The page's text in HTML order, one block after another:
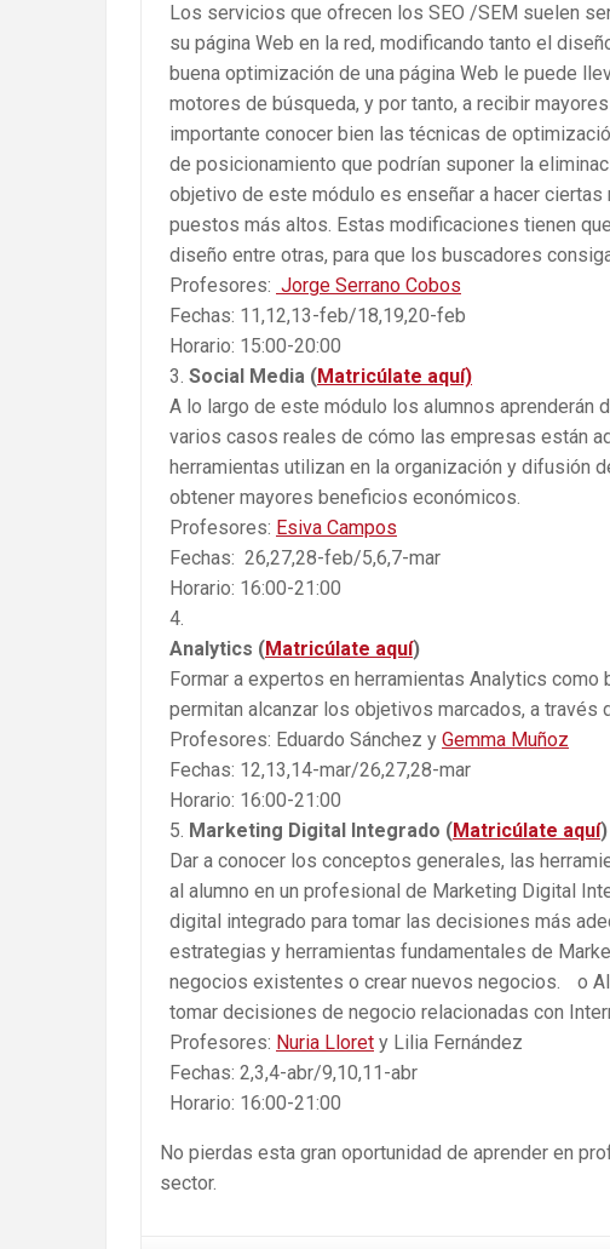
Los servicios que ofrecen los SEO /SEM suelen
su página Web en la red, modificando tanto el
buena optimización de una página Web le puede
motores de búsqueda, y por tanto, a recibir
importante conocer bien las técnicas de
de posicionamiento que podrían suponer la
objetivo de este módulo es enseñar a hacer
puestos más altos. Estas modificaciones tienen
diseño entre otras, para que los buscadores
Profesores: Jorge Serrano Cobos
Fechas: 11,12,13-feb/18,19,20-feb
Horario: 15:00-20:00
Social Media (Matricúlate aquí)
A lo largo de este módulo los alumnos
varios casos reales de cómo las empresas están
herramientas utilizan en la organización y difusión
obtener mayores beneficios económicos.
Profesores: Esiva Campos
Fechas: 26,27,28-feb/5,6,7-mar
Horario: 16:00-21:00
Analytics (Matricúlate aquí)
Formar a expertos en herramientas Analytics
permitan alcanzar los objetivos marcados, a través
Profesores: Eduardo Sánchez y Gemma Muñoz
Fechas: 12,13,14-mar/26,27,28-mar
Horario: 16:00-21:00
Marketing Digital Integrado (Matricúlate aquí)
Dar a conocer los conceptos generales, las
al alumno en un profesional de Marketing Digital
digital integrado para tomar las decisiones más
estrategias y herramientas fundamentales de
negocios existentes o crear nuevos negocios. o
tomar decisiones de negocio relacionadas con
Profesores: Nuria Lloret y Lilia Fernández
Fechas: 2,3,4-abr/9,10,11-abr
Horario: 16:00-21:00
No pierdas esta gran oportunidad de aprender en
sector.